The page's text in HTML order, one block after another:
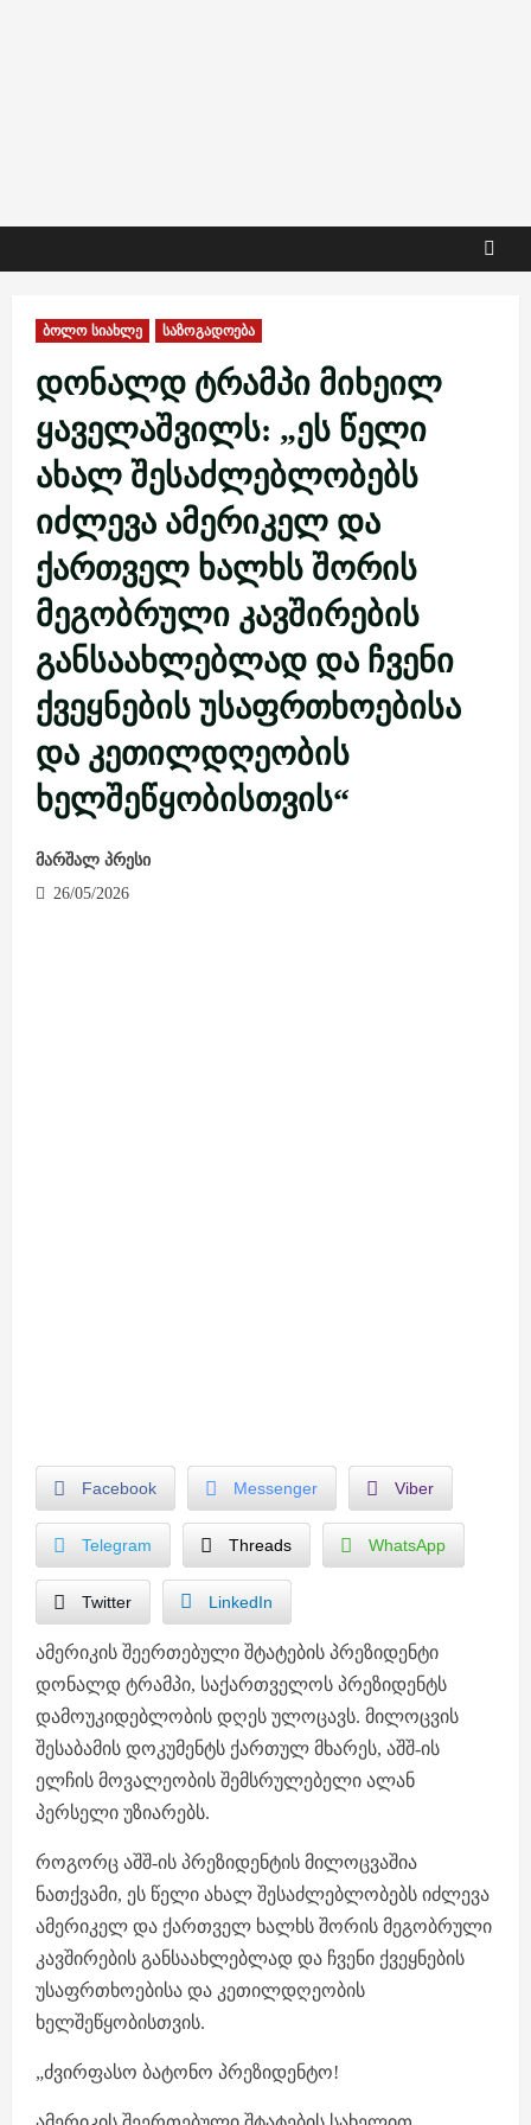
ბოლო სიახლე საზოგადოება
დონალდ ტრამპი მიხეილ
ყაველაშვილს: „ეს წელი
ახალ შესაძლებლობებს
იძლევა ამერიკელ და
ქართველ ხალხს შორის
მეგობრული კავშირების
განსაახლებლად და ჩვენი
ქვეყნების უსაფრთხოებისა
და კეთილდღეობის
ხელშეწყობისთვის“
მარშალ პრესი
26/05/2026
Facebook Messenger Viber
Telegram Threads WhatsApp
Twitter LinkedIn
ამერიკის შეერთებული შტატების პრეზიდენტი
დონალდ ტრამპი, საქართველოს პრეზიდენტს
დამოუკიდებლობის დღეს ულოცავს. მილოცვის
შესაბამის დოკუმენტს ქართულ მხარეს, აშშ-ის
ელჩის მოვალეობის შემსრულებელი ალან
პერსელი უზიარებს.
როგორც აშშ-ის პრეზიდენტის მილოცვაშია
ნათქვამი, ეს წელი ახალ შესაძლებლობებს იძლევა
ამერიკელ და ქართველ ხალხს შორის მეგობრული
კავშირების განსაახლებლად და ჩვენი ქვეყნების
უსაფრთხოებისა და კეთილდღეობის
ხელშეწყობისთვის.
„ძვირფასო ბატონო პრეზიდენტო!